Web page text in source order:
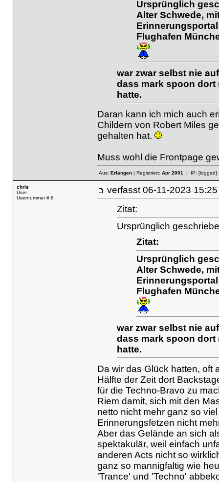
Ursprünglich
Alter Schwede,
Flughafen
war zwar selbst nie
dass mark spoon
hatte.
Daran kann ich mich auch
Childern von Robert Miles
gehalten hat.
Muss wohl die Frontpage
Aus: Erlangen| Registriert: Apr 2001 | IP: [logged]
chris
User
Usernummer # 6
verfasst 06-11-2023
Zitat:
Ursprünglich
Zitat:
Ursprünglich
Alter Schwede,
Flughafen
war zwar selbst nie
dass mark spoon
hatte.
Da wir das Glück hatten, oft
Hälfte der Zeit dort
für die Techno-Bravo zu
Riem damit, sich mit den
netto nicht mehr ganz so
Erinnerungsfetzen nicht
Aber das Gelände an sich
spektakulär, weil einfach
anderen Acts nicht so
ganz so mannigfaltig wie
'Trance' und 'Techno'